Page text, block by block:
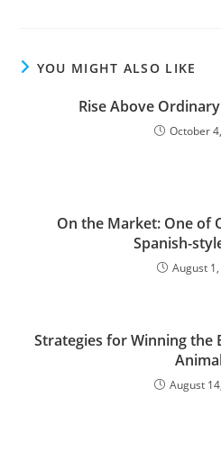
YOU MIGHT ALSO LIKE
Rise Above
October
On the Market: One of
Spanish-
August
Strategies for Winning the
August